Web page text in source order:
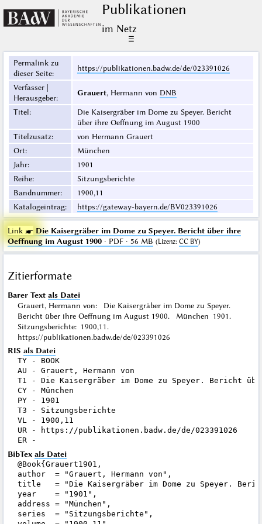
Publikationen
im Netz
☰
Permalink zu
dieser Seite:
https://publikationen.badw.de/de/023391026
Verfasser |
Herausgeber:
Grauert, Hermann von DNB
Titel:
Die Kaisergräber im Dome zu Speyer. Bericht
über ihre Oeffnung im August 1900
Titelzusatz:
von Hermann Grauert
Ort:
München
Jahr:
1901
Reihe:
Sitzungsberichte
Bandnummer:
1900,11
Katalogeintrag: https://gateway-bayern.de/BV023391026
Link ☛ Die Kaisergräber im Dome zu Speyer. Bericht über ihre
Oeffnung im August 1900· PDF · 56 MB (Lizenz: CC BY)
Zitierformate
Barer Text als Datei
Grauert, Hermann von: Die Kaisergräber im Dome zu Speyer.
Bericht über ihre Oeffnung im August 1900. München 1901.
Sitzungsberichte: 1900,11.
https://publikationen.badw.de/de/023391026
RIS als Datei
TY - BOOK
AU - Grauert, Hermann von
T1 - Die Kaisergräber im Dome zu Speyer. Bericht
CY - München
PY - 1901
T3 - Sitzungsberichte
VL - 1900,11
UR - https://publikationen.badw.de/de/023391026
BibTex als Datei
@Book{Grauert1901,
author  = "Grauert, Hermann von",
title   = "Die Kaisergräber im Dome zu Speyer.
year    = "1901",
address = "München",
series  = "Sitzungsberichte",